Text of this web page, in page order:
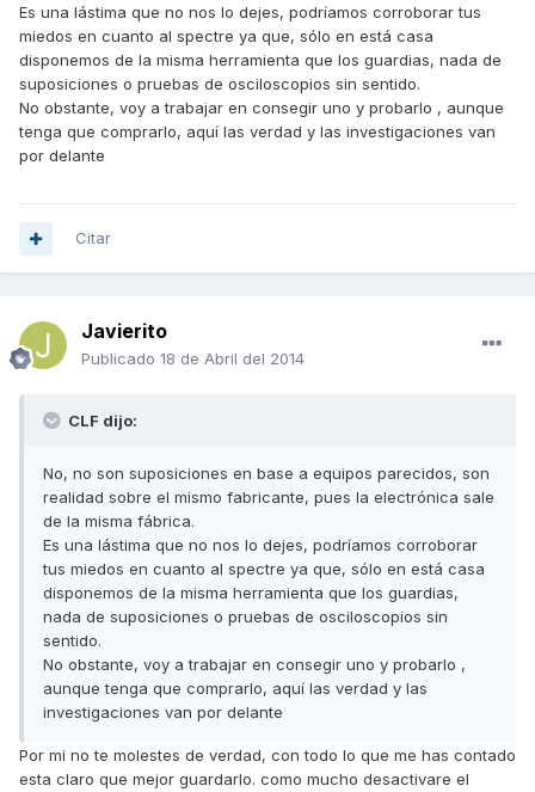
Es una lástima que no nos lo dejes, podríamos corroborar tus
miedos en cuanto al spectre ya que, sólo en está casa
disponemos de la misma herramienta que los guardias, nada de
suposiciones o pruebas de osciloscopios sin sentido.
No obstante, voy a trabajar en consegir uno y probarlo , aunque
tenga que comprarlo, aquí las verdad y las investigaciones van
por delante
Citar
Javierito
Publicado 18 de Abril del 2014
CLF dijo:
No, no son suposiciones en base a equipos parecidos, son
realidad sobre el mismo fabricante, pues la electrónica sale
de la misma fábrica.
Es una lástima que no nos lo dejes, podríamos corroborar
tus miedos en cuanto al spectre ya que, sólo en está casa
disponemos de la misma herramienta que los guardias,
nada de suposiciones o pruebas de osciloscopios sin
sentido.
No obstante, voy a trabajar en consegir uno y probarlo ,
aunque tenga que comprarlo, aquí las verdad y las
investigaciones van por delante
Por mi no te molestes de verdad, con todo lo que me has contado
esta claro que mejor guardarlo. como mucho desactivare el